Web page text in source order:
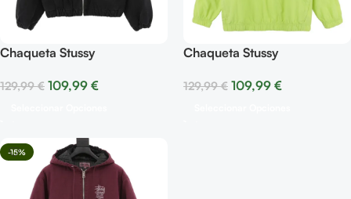
Chaqueta Stussy
129,99€ 109,99 €
Chaqueta Stussy
129,99€ 109,99 €
-15%